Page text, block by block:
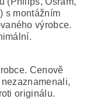
s montážním
výrobce.
Cenově
originálu.